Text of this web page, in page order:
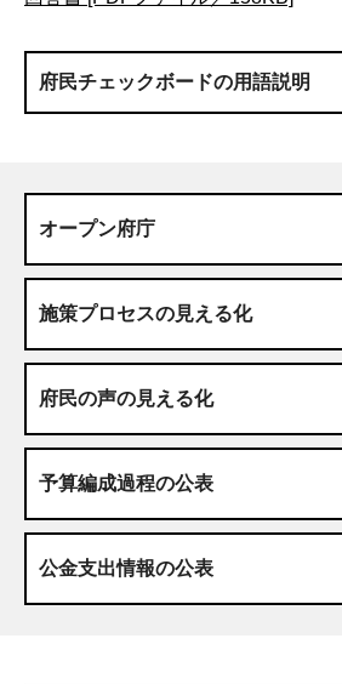
府民チェックボードの用語説明
オープン府庁
施策プロセスの見える化
府民の声の見える化
予算編成過程の公表
公金支出情報の公表